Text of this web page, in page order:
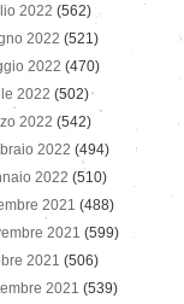
2022 (562)
2022 (521)
2022 (470)
2022 (502)
2022 (542)
2022 (494)
2022 (510)
2021 (488)
2021 (599)
2021 (506)
2021 (539)